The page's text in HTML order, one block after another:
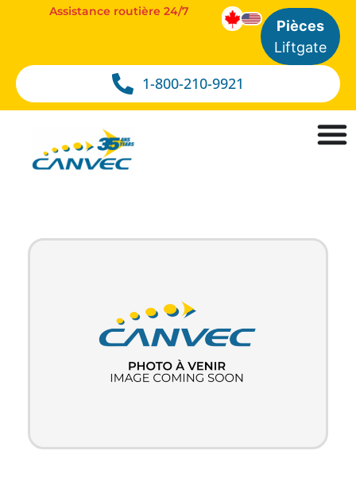
1-800-210-9921
Assistance routière 24/7
Pièces
Liftgate